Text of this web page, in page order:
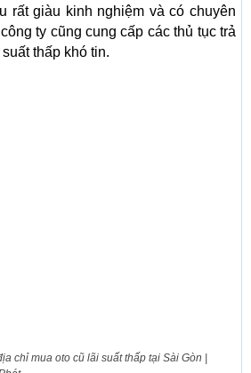
rất giàu kinh nghiệm và có chuyên
ty cũng cung cấp các thủ tục trả
thấp khó tin.
chỉ mua oto cũ lãi suất thấp tại Sài Gòn |